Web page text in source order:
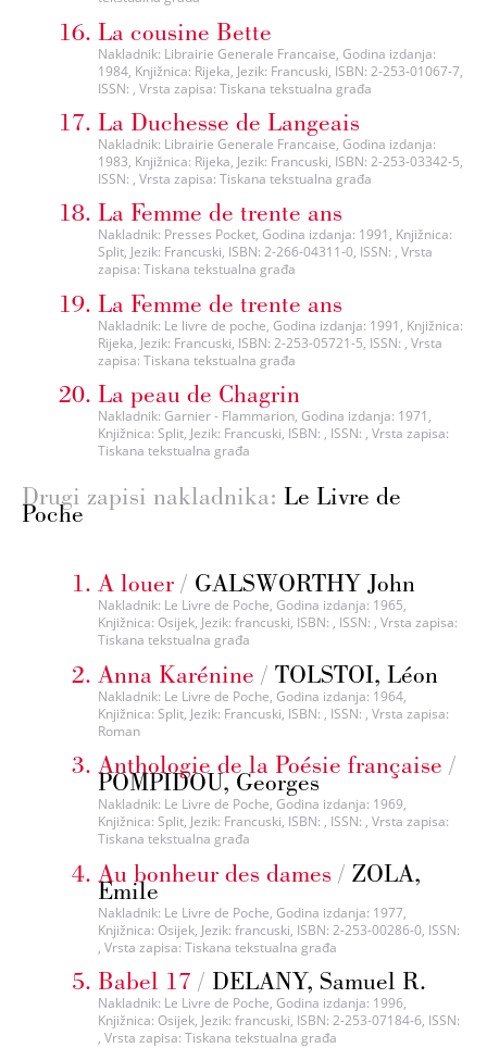
La cousine Bette
Nakladnik: Librairie Generale Francaise, Godina izdanja:
1984, Knjižnica: Rijeka, Jezik: Francuski, ISBN: 2-253-01067-7,
ISSN: , Vrsta zapisa: Tiskana tekstualna građa
La Duchesse de Langeais
Nakladnik: Librairie Generale Francaise, Godina izdanja:
1983, Knjižnica: Rijeka, Jezik: Francuski, ISBN: 2-253-03342-5,
ISSN: , Vrsta zapisa: Tiskana tekstualna građa
La Femme de trente ans
Nakladnik: Presses Pocket, Godina izdanja: 1991, Knjižnica:
Split, Jezik: Francuski, ISBN: 2-266-04311-0, ISSN: , Vrsta
zapisa: Tiskana tekstualna građa
La Femme de trente ans
Nakladnik: Le livre de poche, Godina izdanja: 1991, Knjižnica:
Rijeka, Jezik: Francuski, ISBN: 2-253-05721-5, ISSN: , Vrsta
zapisa: Tiskana tekstualna građa
La peau de Chagrin
Nakladnik: Garnier - Flammarion, Godina izdanja: 1971,
Knjižnica: Split, Jezik: Francuski, ISBN: , ISSN: , Vrsta zapisa:
Tiskana tekstualna građa
Drugi zapisi nakladnika: Le Livre de
Poche
A louer / GALSWORTHY John
Nakladnik: Le Livre de Poche, Godina izdanja: 1965,
Knjižnica: Osijek, Jezik: francuski, ISBN: , ISSN: , Vrsta zapisa:
Tiskana tekstualna građa
Anna Karénine / TOLSTOI, Léon
Nakladnik: Le Livre de Poche, Godina izdanja: 1964,
Knjižnica: Split, Jezik: Francuski, ISBN: , ISSN: , Vrsta zapisa:
Roman
Anthologie de la Poésie française /
POMPIDOU, Georges
Nakladnik: Le Livre de Poche, Godina izdanja: 1969,
Knjižnica: Split, Jezik: Francuski, ISBN: , ISSN: , Vrsta zapisa:
Tiskana tekstualna građa
Au bonheur des dames / ZOLA,
Emile
Nakladnik: Le Livre de Poche, Godina izdanja: 1977,
Knjižnica: Osijek, Jezik: francuski, ISBN: 2-253-00286-0, ISSN:
, Vrsta zapisa: Tiskana tekstualna građa
Babel 17 / DELANY, Samuel R.
Nakladnik: Le Livre de Poche, Godina izdanja: 1996,
Knjižnica: Osijek, Jezik: francuski, ISBN: 2-253-07184-6, ISSN:
, Vrsta zapisa: Tiskana tekstualna građa